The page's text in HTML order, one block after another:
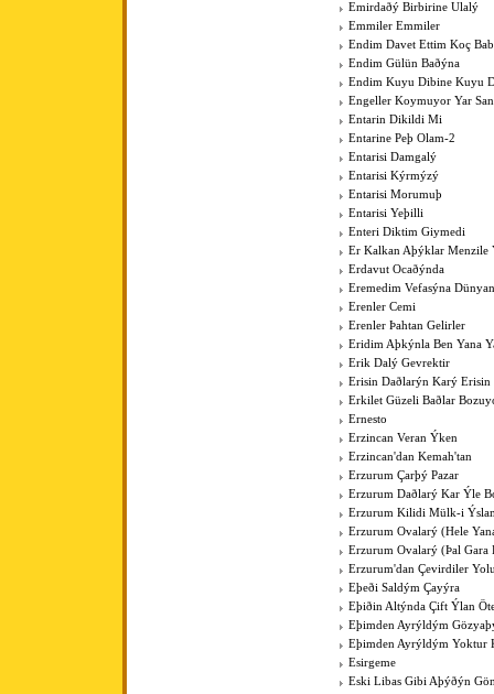
Emirdaðý Birbirine Ulalý
Emmiler Emmiler
Endim Davet Ettim Koç
Endim Gülün Baðýna
Endim Kuyu Dibine Kuyu
Engeller Koymuyor Yar
Entarin Dikildi Mi
Entarine Peþ Olam-2
Entarisi Damgalý
Entarisi Kýrmýzý
Entarisi Morumuþ
Entarisi Yeþilli
Enteri Diktim Giymedi
Er Kalkan Aþýklar Menzile
Erdavut Ocaðýnda
Eremedim Vefasýna
Erenler Cemi
Erenler Þahtan Gelirler
Eridim Aþkýnla Ben Yana
Erik Dalý Gevrektir
Erisin Daðlarýn Karý Erisin
Erkilet Güzeli Baðlar
Ernesto
Erzincan Veran Ýken
Erzincan'dan Kemah'tan
Erzurum Çarþý Pazar
Erzurum Daðlarý Kar Ýle
Erzurum Kilidi Mülk-i
Erzurum Ovalarý (Hele
Erzurum Ovalarý (Þal Gara
Erzurum'dan Çevirdiler
Eþeði Saldým Çayýra
Eþiðin Altýnda Çift Ýlan
Eþimden Ayrýldým
Eþimden Ayrýldým Yoktur
Esirgeme
Eski Libas Gibi Aþýðýn